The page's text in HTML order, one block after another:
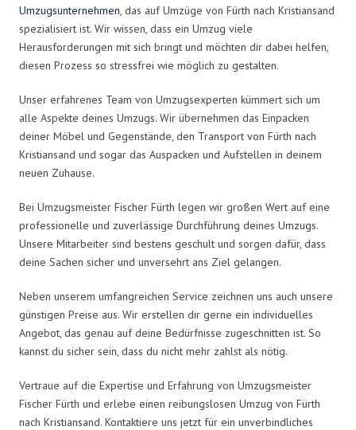
Umzugsunternehmen, das auf Umzüge von Fürth nach Kristiansand
spezialisiert ist. Wir wissen, dass ein Umzug viele
Herausforderungen mit sich bringt und möchten dir dabei helfen,
diesen Prozess so stressfrei wie möglich zu gestalten.
Unser erfahrenes Team von Umzugsexperten kümmert sich um
alle Aspekte deines Umzugs. Wir übernehmen das Einpacken
deiner Möbel und Gegenstände, den Transport von Fürth nach
Kristiansand und sogar das Auspacken und Aufstellen in deinem
neuen Zuhause.
Bei Umzugsmeister Fischer Fürth legen wir großen Wert auf eine
professionelle und zuverlässige Durchführung deines Umzugs.
Unsere Mitarbeiter sind bestens geschult und sorgen dafür, dass
deine Sachen sicher und unversehrt ans Ziel gelangen.
Neben unserem umfangreichen Service zeichnen uns auch unsere
günstigen Preise aus. Wir erstellen dir gerne ein individuelles
Angebot, das genau auf deine Bedürfnisse zugeschnitten ist. So
kannst du sicher sein, dass du nicht mehr zahlst als nötig.
Vertraue auf die Expertise und Erfahrung von Umzugsmeister
Fischer Fürth und erlebe einen reibungslosen Umzug von Fürth
nach Kristiansand. Kontaktiere uns jetzt für ein unverbindliches